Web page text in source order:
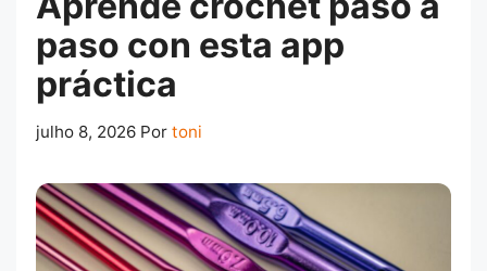
paso con esta app
práctica
julho 8, 2026 Por toni